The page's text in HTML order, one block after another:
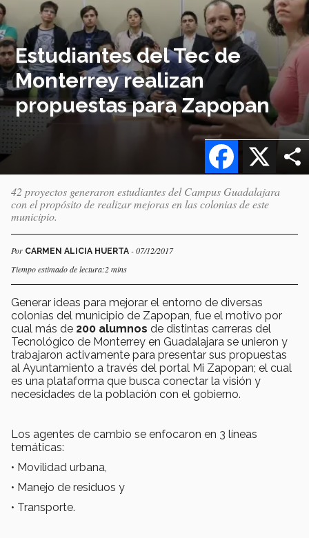
Estudiantes del Tec de
Monterrey realizan
propuestas para Zapopan
X
Facebook
42 proyectos generaron estudiantes del Campus Guadalajara
con el propósito de realizar mejoras en las colonias de este
municipio.
Por CARMEN ALICIA HUERTA - 07/12/2017
Tiempo estimado de lectura:2 mins
Generar ideas para mejorar el entorno de diversas
colonias del municipio de Zapopan, fue el motivo por
cual más de 200 alumnos de distintas carreras del
Tecnológico de Monterrey en Guadalajara se unieron y
trabajaron activamente para presentar sus propuestas
al Ayuntamiento a través del portal Mi Zapopan; el cual
es una plataforma que busca conectar la visión y
necesidades de la población con el gobierno.
Los agentes de cambio se enfocaron en 3 líneas
temáticas:
• Movilidad urbana,
• Manejo de residuos y
• Transporte.